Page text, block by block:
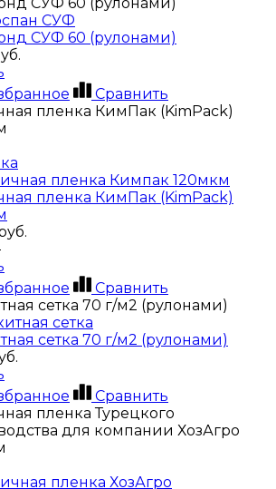
СУФ 60 (рулонами)
Сравнить
пленка КимПак (KimPack)
пленка КимПак (KimPack)
Сравнить
сетка 70 г/м2 (рулонами)
сетка 70 г/м2 (рулонами)
Сравнить
пленка Турецкого
для компании ХозАгро